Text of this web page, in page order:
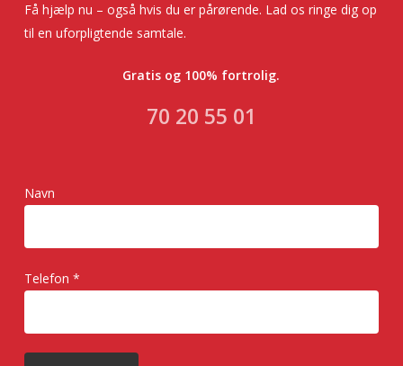
Få hjælp nu – også hvis du er pårørende. Lad os ringe dig op
til en uforpligtende samtale.
Gratis og 100% fortrolig.
70 20 55 01
Navn
Telefon *